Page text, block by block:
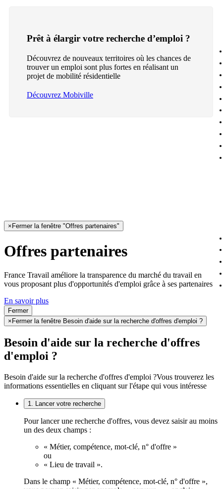
Prêt à élargir votre recherche d’emploi ?
Découvrez de nouveaux territoires où les chances de
trouver un emploi sont plus fortes en réalisant un
projet de mobilité résidentielle
Découvrez Mobiville
× Fermer la fenêtre "Offres partenaires"
Offres partenaires
France Travail améliore la transparence du marché du travail en
vous proposant plus d'opportunités d'emploi grâce à ses partenaires
En savoir plus
Fermer
× Fermer la fenêtre Besoin d'aide sur la recherche d'offres d'emploi ?
Besoin d'aide sur la recherche d'offres
d'emploi ?
Besoin d'aide sur la recherche d'offres d'emploi ?Vous trouverez les
informations essentielles en cliquant sur l'étape qui vous intéresse
1. Lancer votre recherche
Pour lancer une recherche d'offres, vous devez saisir au moins
un des deux champs :
« Métier, compétence, mot-clé, n° d'offre »
ou
« Lieu de travail ».
Dans le champ « Métier, compétence, mot-clé, n° d'offre »,